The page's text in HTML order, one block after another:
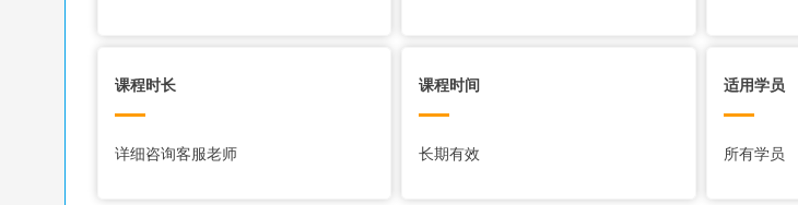
课程时长
详细咨询客服老师
课程时间
长期有效
适用学员
所有学员